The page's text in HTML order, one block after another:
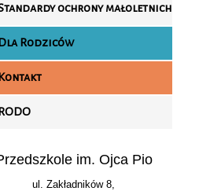
ochrony małoletnich
Rodziców
im. Ojca Pio
ul. Zakładników 8,